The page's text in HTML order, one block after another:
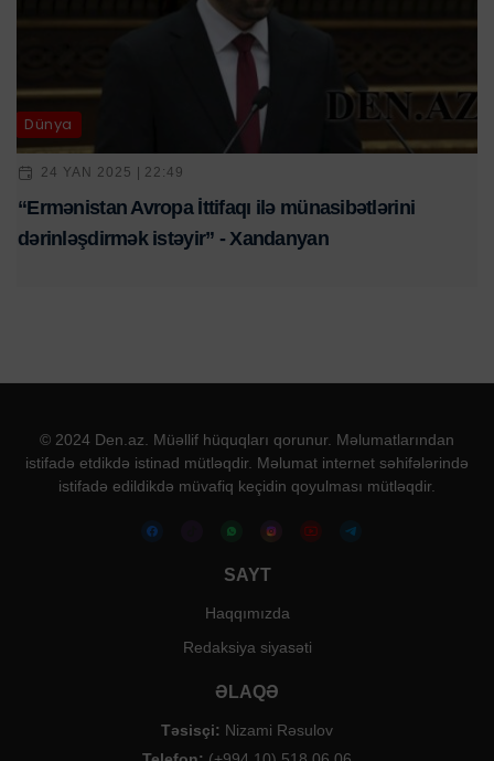
Dünya
24 YAN 2025 | 22:49
“Ermənistan Avropa İttifaqı ilə münasibətlərini
dərinləşdirmək istəyir” - Xandanyan
© 2024 Den.az. Müəllif hüquqları qorunur. Məlumatlarından
istifadə etdikdə istinad mütləqdir. Məlumat internet səhifələrində
istifadə edildikdə müvafiq keçidin qoyulması mütləqdir.
SAYT
Haqqımızda
Redaksiya siyasəti
ƏLAQƏ
Təsisçi: Nizami Rəsulov